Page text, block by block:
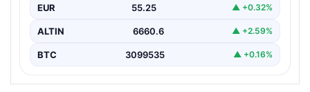
EUR 55.25 ▲ +0.32%
ALTIN 6660.6 ▲ +2.59%
BTC 3099535 ▲ +0.16%